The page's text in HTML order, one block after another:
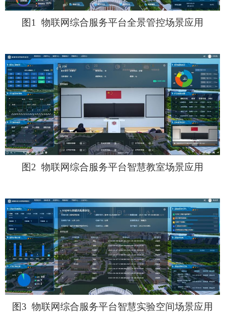
图1 物联网综合服务平台全景管控场景应用
图2 物联网综合服务平台智慧教室场景应用
图3 物联网综合服务平台智慧实验空间场景应用